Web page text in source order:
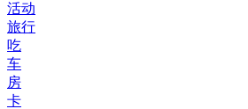
活动
旅行
吃
车
房
卡